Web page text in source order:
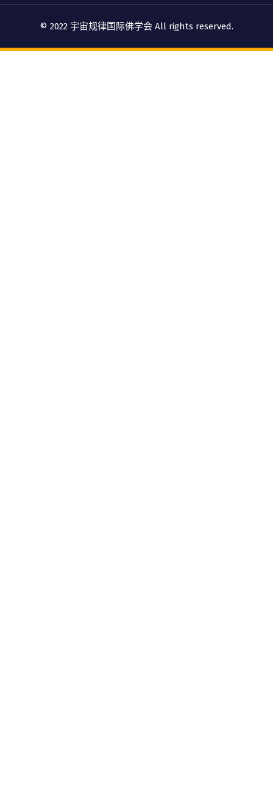
© 2022 宇宙规律国际佛学会 All rights reserved.